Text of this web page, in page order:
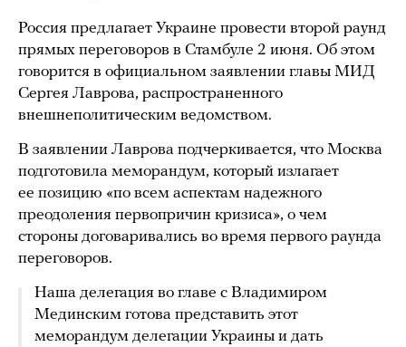
Россия предлагает Украине провести второй раунд
прямых переговоров в Стамбуле 2 июня. Об этом
говорится в официальном заявлении главы МИД
Сергея Лаврова, распространенного
внешнеполитическим ведомством.
В заявлении Лаврова подчеркивается, что Москва
подготовила меморандум, который излагает
ее позицию «по всем аспектам надежного
преодоления первопричин кризиса», о чем
стороны договаривались во время первого раунда
переговоров.
Наша делегация во главе с Владимиром
Мединским готова представить этот
меморандум делегации Украины и дать